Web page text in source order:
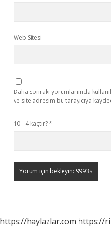
Web Sitesi
Daha sonraki yorumlarımda
ve site adresim bu tarayıcıya
10 - 4 kaçtır?*
https://haylazlar.com https://